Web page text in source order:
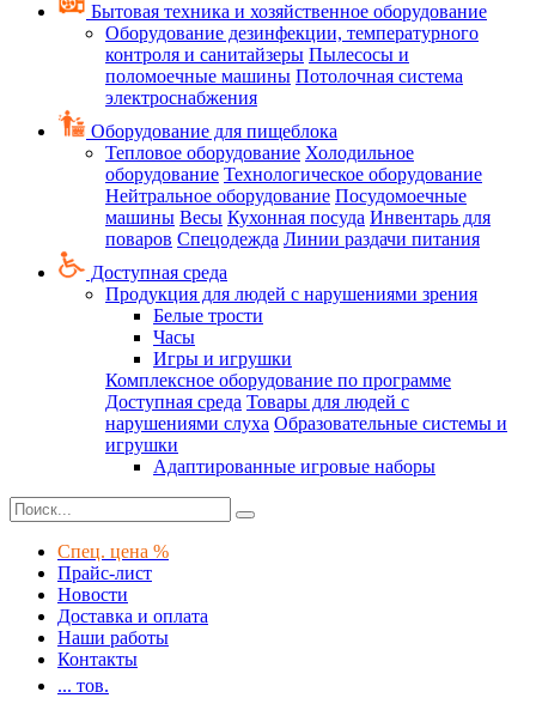
Бытовая техника и хозяйственное оборудование
Оборудование дезинфекции, температурного
контроля и санитайзеры Пылесосы и
поломоечные машины Потолочная система
электроснабжения
Оборудование для пищеблока
Тепловое оборудование Холодильное
оборудование Технологическое оборудование
Нейтральное оборудование Посудомоечные
машины Весы Кухонная посуда Инвентарь для
поваров Спецодежда Линии раздачи питания
Доступная среда
Продукция для людей с нарушениями зрения
Белые трости
Часы
Игры и игрушки
Комплексное оборудование по программе
Доступная среда Товары для людей с
нарушениями слуха Образовательные системы и
игрушки
Адаптированные игровые наборы
Спец. цена %
Прайс-лист
Новости
Доставка и оплата
Наши работы
Контакты
... тов.